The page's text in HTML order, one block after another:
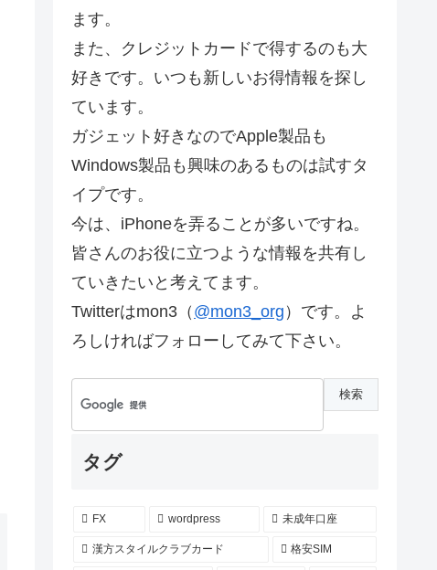
ます。
また、クレジットカードで得するのも大
好きです。いつも新しいお得情報を探し
ています。
ガジェット好きなのでApple製品も
Windows製品も興味のあるものは試すタ
イプです。
今は、iPhoneを弄ることが多いですね。
皆さんのお役に立つような情報を共有し
ていきたいと考えてます。
Twitterはmon3（ @mon3_org ）です。よ
ろしければフォローしてみて下さい。
タグ
FX wordpress 未成年口座
漢方スタイルクラブカード 格安SIM